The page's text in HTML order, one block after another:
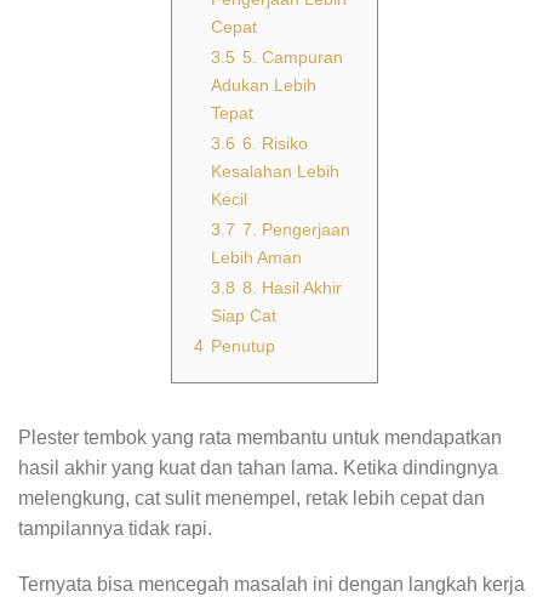
Cepat
3.5 5. Campuran
Adukan Lebih
Tepat
3.6 6. Risiko
Kesalahan Lebih
Kecil
3.7 7. Pengerjaan
Lebih Aman
3.8 8. Hasil Akhir
Siap Cat
4 Penutup
Plester tembok yang rata membantu untuk mendapatkan
hasil akhir yang kuat dan tahan lama. Ketika dindingnya
melengkung, cat sulit menempel, retak lebih cepat dan
tampilannya tidak rapi.
Ternyata bisa mencegah masalah ini dengan langkah kerja